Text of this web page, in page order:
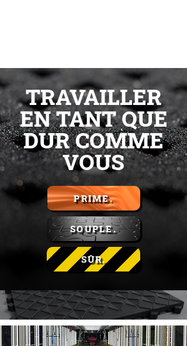
TRAVAILLER
EN TANT QUE
DUR COMME
VOUS
PRIME.
SOUPLE.
SÛR.